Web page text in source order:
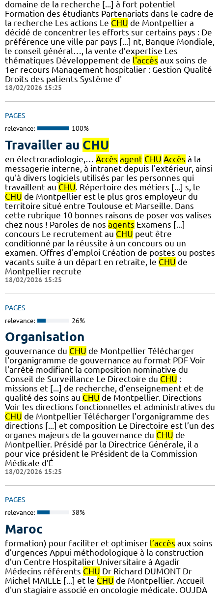
domaine de la recherche [...] à fort potentiel
Formation des étudiants Partenariats dans le cadre de
la recherche Les actions Le CHU de Montpellier a
décidé de concentrer les efforts sur certains pays : De
préférence une ville par pays [...] nt, Banque Mondiale,
le conseil général…, la vente d’expertise Les
thématiques Développement de l'accès aux soins de
1er recours Management hospitalier : Gestion Qualité
Droits des patients Système d'
18/02/2026 15:25
PAGES
relevance: 100%
Travailler au CHU
en électroradiologie,… Accès agent CHU Accès à la
messagerie interne, à intranet depuis l'extérieur, ainsi
qu'à divers logiciels utilisés par les personnes qui
travaillent au CHU . Répertoire des métiers [...] s, le
CHU de Montpellier est le plus gros employeur du
territoire situé entre Toulouse et Marseille. Dans
cette rubrique 10 bonnes raisons de poser vos valises
chez nous ! Paroles de nos agents Examens [...]
concours Le recrutement au CHU peut être
conditionné par la réussite à un concours ou un
examen. Offres d'emploi Création de postes ou postes
vacants suite à un départ en retraite, le CHU de
Montpellier recrute
18/02/2026 15:25
PAGES
relevance: 26%
Organisation
gouvernance du CHU de Montpellier Télécharger
l'organigramme de gouvernance au format PDF Voir
l'arrêté modifiant la composition nominative du
Conseil de Surveillance Le Directoire du CHU :
missions et [...] de recherche, d’enseignement et de
qualité des soins au CHU de Montpellier. Directions
Voir les directions fonctionnelles et administratives du
CHU de Montpellier Télécharger l'organigramme des
directions [...] et composition Le Directoire est l’un des
organes majeurs de la gouvernance du CHU de
Montpellier. Présidé par la Directrice Générale, il a
pour vice président le Président de la Commission
Médicale d’É
18/02/2026 15:25
PAGES
relevance: 38%
Maroc
formation) pour faciliter et optimiser l’accès aux soins
d’urgences Appui méthodologique à la construction
d’un Centre Hospitalier Universitaire à Agadir
Médecins référents CHU Dr Richard DUMONT Dr
Michel MAILLE [...] et le CHU de Montpellier. Accueil
d'un stagiaire associé en oncologie médicale. OUJDA